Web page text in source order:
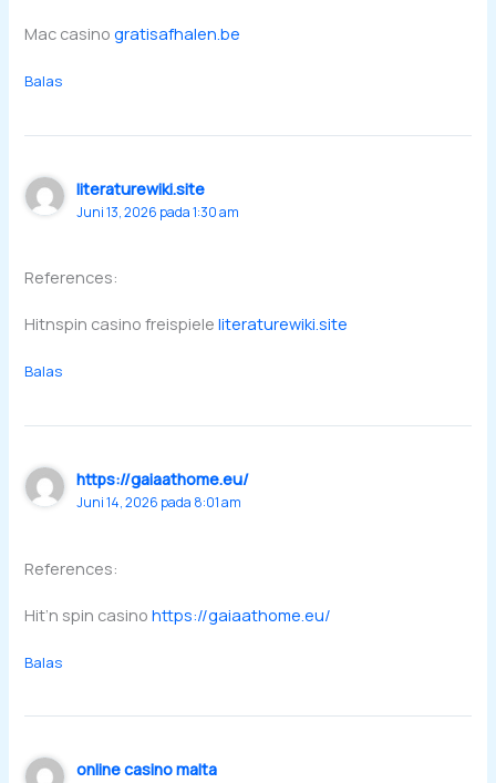
Mac casinogratisafhalen.be
Balas
literaturewiki.site
Juni 13, 2026 pada 1:30 am
References:
Hitnspin casino freispieleliteraturewiki.site
Balas
https://gaiaathome.eu/
Juni 14, 2026 pada 8:01 am
References:
Hit’n spin casinohttps://gaiaathome.eu/
Balas
online casino malta